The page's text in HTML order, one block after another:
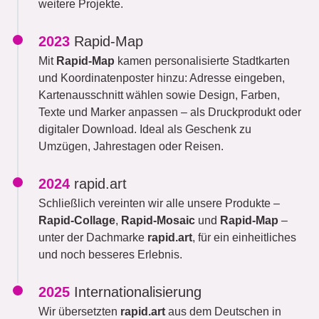
weitere Projekte.
2023 Rapid-Map
Mit Rapid-Map kamen personalisierte Stadtkarten
und Koordinatenposter hinzu: Adresse eingeben,
Kartenausschnitt wählen sowie Design, Farben,
Texte und Marker anpassen – als Druckprodukt oder
digitaler Download. Ideal als Geschenk zu
Umzügen, Jahrestagen oder Reisen.
2024 rapid.art
Schließlich vereinten wir alle unsere Produkte –
Rapid-Collage, Rapid-Mosaic und Rapid-Map –
unter der Dachmarke rapid.art, für ein einheitliches
und noch besseres Erlebnis.
2025 Internationalisierung
Wir übersetzten rapid.art aus dem Deutschen in